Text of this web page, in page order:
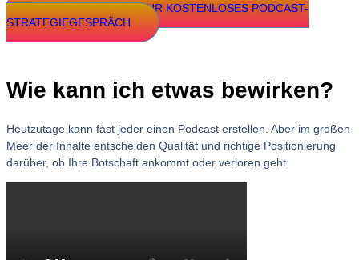
BUCHEN SIE JETZT IHR KOSTENLOSES PODCAST-
STRATEGIEGESPRÄCH
Wie kann ich etwas bewirken?
Heutzutage kann fast jeder einen Podcast erstellen. Aber im großen
Meer der Inhalte entscheiden Qualität und richtige Positionierung
darüber, ob Ihre Botschaft ankommt oder verloren geht